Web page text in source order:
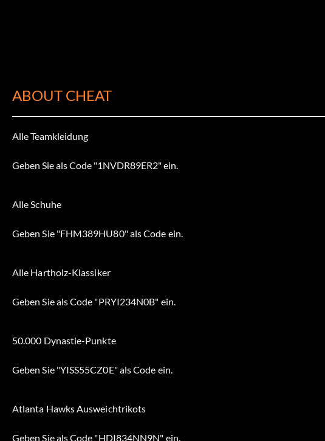
ABOUT CHEAT
Alle Teamkleidung
Geben Sie als Code "1NVDR89ER2" ein.
Alle Schuhe
Geben Sie "FHM389HU80" als Code ein.
Alle Hartholz-Klassiker
Geben Sie als Code "PRYI234N0B" ein.
50.000 Dynastie-Punkte
Geben Sie "YISS55CZ0E" als Code ein.
Atlanta Hawks Ausweichtrikots
Geben Sie als Code "HDI834NN9N" ein.